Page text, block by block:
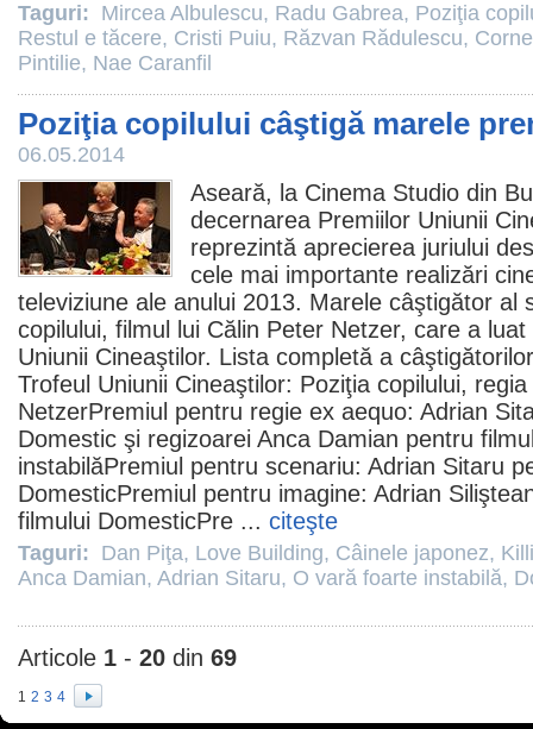
Taguri: Mircea Albulescu, Radu Gabrea, Poziţia
Restul e tăcere, Cristi Puiu, Răzvan Rădulescu,
Pintilie, Nae Caranfil
Poziţia copilului câştigă marele
06.05.2014
Aseară, la Cinema Studio din
decernarea Premiilor Uniunii
reprezintă aprecierea juriului
cele mai importante realizări
televiziune ale anului 2013. Marele câştigător al
copilului, filmul lui Călin Peter Netzer, care a
Uniunii Cineaştilor. Lista completă a
Trofeul Uniunii Cineaştilor: Poziţia copilului,
NetzerPremiul pentru regie ex aequo: Adrian
Domestic şi regizoarei Anca Damian pentru
instabilăPremiul pentru scenariu: Adrian Sitaru
DomesticPremiul pentru imagine: Adrian
filmului DomesticPre ... citeşte
Taguri: Dan Piţa, Love Building, Câinele japonez,
Anca Damian, Adrian Sitaru, O vară foarte instabilă,
Articole 1 - 20 din 69
1 2 3 4